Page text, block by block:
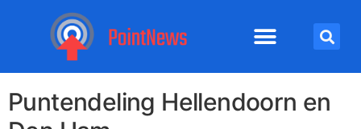
Puntendeling Hellendoorn en